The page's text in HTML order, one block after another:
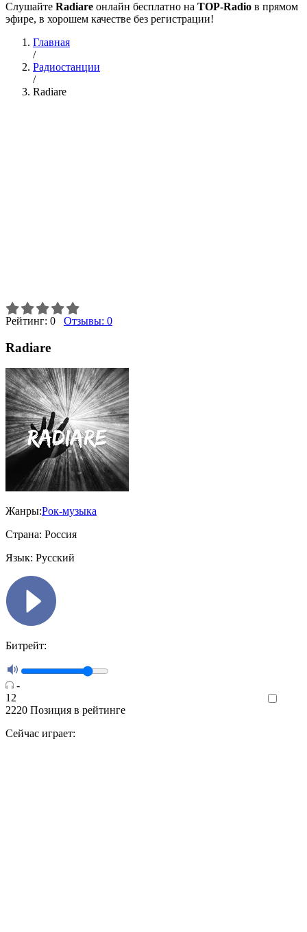
Cлушайте Radiare онлайн бесплатно на TOP-Radio в прямом
эфире, в хорошем качестве без регистрации!
Главная
/
Радиостанции
/
Radiare
Рейтинг: 0 Отзывы: 0
Radiare
Жанры:Рок-музыка
Страна: Россия
Язык: Русский
Битрейт:
-
12
2220 Позиция в рейтинге
Сейчас играет: